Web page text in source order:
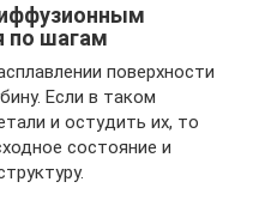
по шагам
поверхности
Если в таком
и остудить их, то
состояние и